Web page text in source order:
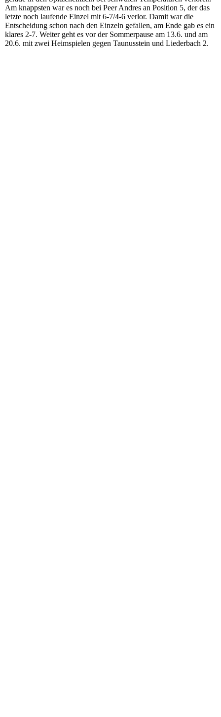
Am knappsten war es noch bei Peer Andres an Position 5, der das
letzte noch laufende Einzel mit 6-7/4-6 verlor. Damit war die
Entscheidung schon nach den Einzeln gefallen, am Ende gab es ein
klares 2-7. Weiter geht es vor der Sommerpause am 13.6. und am
20.6. mit zwei Heimspielen gegen Taunusstein und Liederbach 2.